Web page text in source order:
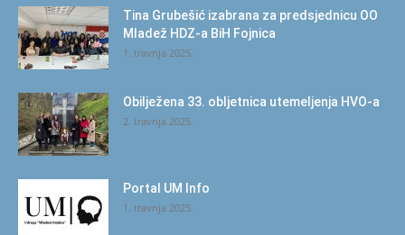
Tina Grubešić izabrana za predsjednicu OO
Mladež HDZ-a BiH Fojnica
1. travnja 2025.
Obilježena 33. obljetnica utemeljenja HVO-a
2. travnja 2025.
Portal UM Info
1. travnja 2025.